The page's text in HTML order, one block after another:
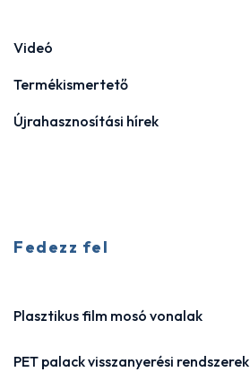
Videó
Termékismertető
Újrahasznosítási hírek
Fedezz fel
Plasztikus film mosó vonalak
PET palack visszanyerési rendszerek